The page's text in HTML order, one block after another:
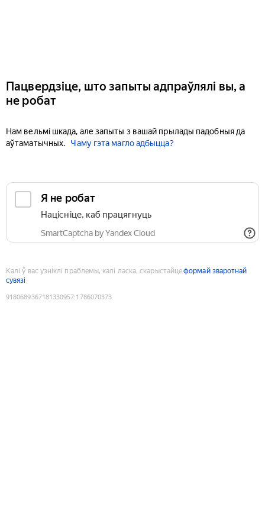
Пацвердзіце, што запыты адпраўлялі вы, а
не робат
Нам вельмі шкада, але запыты з вашай прылады падобныя да
аўтаматычных.
Чаму гэта магло адбыцца?
Я не робат
Націсніце, каб працягнуць
SmartCaptcha by Yandex Cloud
Калі ў вас узніклі праблемы, калі ласка, скарыстайцеформай зваротнай
сувязі
9180689367181330957:1786070373